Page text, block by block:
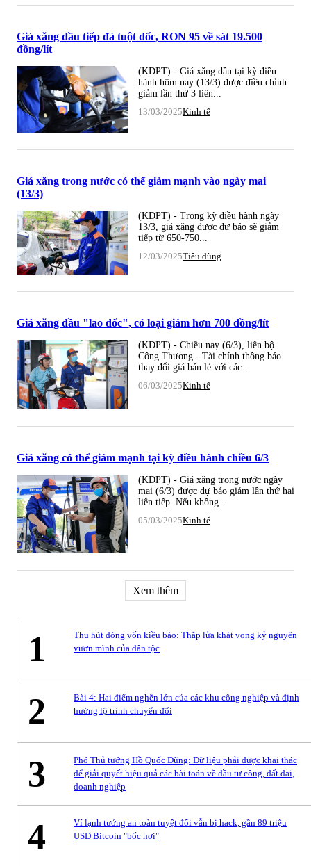
Giá xăng dầu tiếp đà tuột dốc, RON 95 về sát 19.500
đồng/lít
(KDPT) - Giá xăng dầu tại kỳ điều
hành hôm nay (13/3) được điều chỉnh
giảm lần thứ 3 liên...
13/03/2025Kinh tế
Giá xăng trong nước có thể giảm mạnh vào ngày mai
(13/3)
(KDPT) - Trong kỳ điều hành ngày
13/3, giá xăng được dự báo sẽ giảm
tiếp từ 650-750...
12/03/2025Tiêu dùng
Giá xăng dầu "lao dốc", có loại giảm hơn 700 đồng/lít
(KDPT) - Chiều nay (6/3), liên bộ
Công Thương - Tài chính thông báo
thay đổi giá bán lẻ với các...
06/03/2025Kinh tế
Giá xăng có thể giảm mạnh tại kỳ điều hành chiều 6/3
(KDPT) - Giá xăng trong nước ngày
mai (6/3) được dự báo giảm lần thứ hai
liên tiếp. Nếu không...
05/03/2025Kinh tế
Xem thêm
1
Thu hút dòng vốn kiều bào: Thắp lửa khát vọng kỷ nguyên
vươn mình của dân tộc
2
Bài 4: Hai điểm nghẽn lớn của các khu công nghiệp và định
hướng lộ trình chuyển đổi
3
Phó Thủ tướng Hồ Quốc Dũng: Dữ liệu phải được khai thác
để giải quyết hiệu quả các bài toán về đầu tư công, đất đai,
doanh nghiệp
4
Ví lạnh tưởng an toàn tuyệt đối vẫn bị hack, gần 89 triệu
USD Bitcoin "bốc hơi"